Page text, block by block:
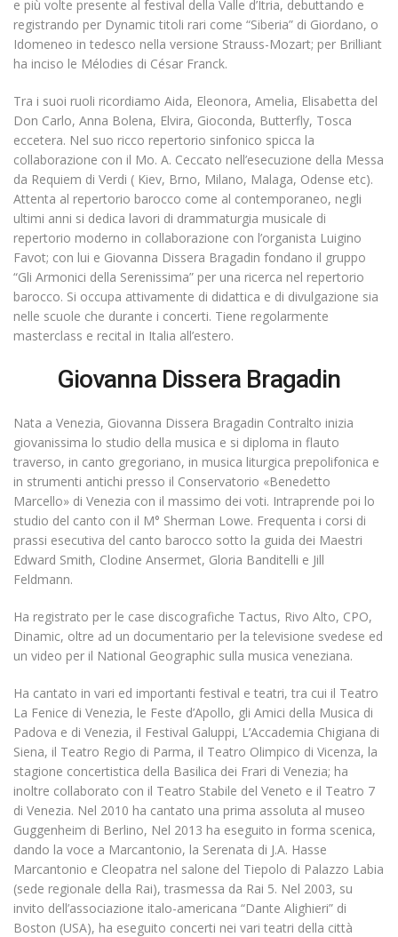
e più volte presente al festival della Valle d’Itria, debuttando e
registrando per Dynamic titoli rari come “Siberia” di Giordano, o
Idomeneo in tedesco nella versione Strauss-Mozart; per Brilliant
ha inciso le Mélodies di César Franck.
Tra i suoi ruoli ricordiamo Aida, Eleonora, Amelia, Elisabetta del
Don Carlo, Anna Bolena, Elvira, Gioconda, Butterfly, Tosca
eccetera. Nel suo ricco repertorio sinfonico spicca la
collaborazione con il Mo. A. Ceccato nell’esecuzione della Messa
da Requiem di Verdi ( Kiev, Brno, Milano, Malaga, Odense etc).
Attenta al repertorio barocco come al contemporaneo, negli
ultimi anni si dedica lavori di drammaturgia musicale di
repertorio moderno in collaborazione con l’organista Luigino
Favot; con lui e Giovanna Dissera Bragadin fondano il gruppo
“Gli Armonici della Serenissima” per una ricerca nel repertorio
barocco. Si occupa attivamente di didattica e di divulgazione sia
nelle scuole che durante i concerti. Tiene regolarmente
masterclass e recital in Italia all’estero.
Giovanna Dissera Bragadin
Nata a Venezia, Giovanna Dissera Bragadin Contralto inizia
giovanissima lo studio della musica e si diploma in flauto
traverso, in canto gregoriano, in musica liturgica prepolifonica e
in strumenti antichi presso il Conservatorio «Benedetto
Marcello» di Venezia con il massimo dei voti. Intraprende poi lo
studio del canto con il M° Sherman Lowe. Frequenta i corsi di
prassi esecutiva del canto barocco sotto la guida dei Maestri
Edward Smith, Clodine Ansermet, Gloria Banditelli e Jill
Feldmann.
Ha registrato per le case discografiche Tactus, Rivo Alto, CPO,
Dinamic, oltre ad un documentario per la televisione svedese ed
un video per il National Geographic sulla musica veneziana.
Ha cantato in vari ed importanti festival e teatri, tra cui il Teatro
La Fenice di Venezia, le Feste d’Apollo, gli Amici della Musica di
Padova e di Venezia, il Festival Galuppi, L’Accademia Chigiana di
Siena, il Teatro Regio di Parma, il Teatro Olimpico di Vicenza, la
stagione concertistica della Basilica dei Frari di Venezia; ha
inoltre collaborato con il Teatro Stabile del Veneto e il Teatro 7
di Venezia. Nel 2010 ha cantato una prima assoluta al museo
Guggenheim di Berlino, Nel 2013 ha eseguito in forma scenica,
dando la voce a Marcantonio, la Serenata di J.A. Hasse
Marcantonio e Cleopatra nel salone del Tiepolo di Palazzo Labia
(sede regionale della Rai), trasmessa da Rai 5. Nel 2003, su
invito dell’associazione italo-americana “Dante Alighieri” di
Boston (USA), ha eseguito concerti nei vari teatri della città